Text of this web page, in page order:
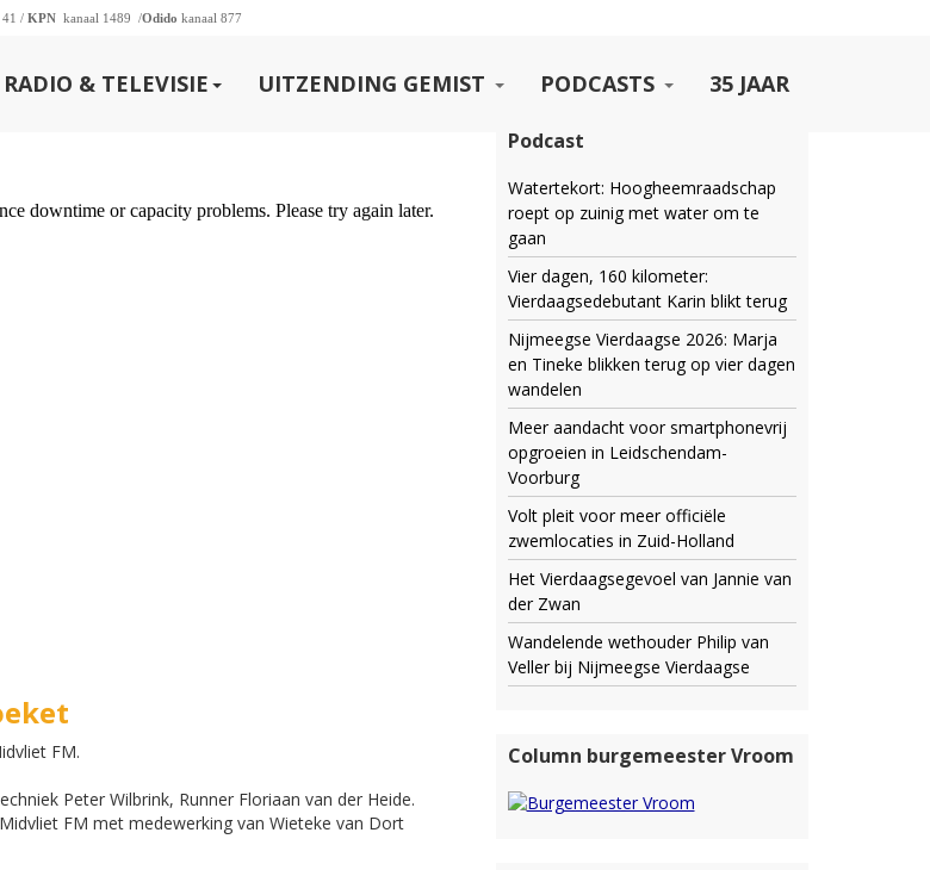
41 / KPN kanaal 1489 /Odido kanaal 877
RADIO & TELEVISIE UITZENDING GEMIST PODCASTS 35 JAAR
FM.
Peter Wilbrink, Runner Floriaan van der Heide.
FM met medewerking van Wieteke van Dort
Podcast
Watertekort: Hoogheemraadschap
roept op zuinig met water om te
gaan
Vier dagen, 160 kilometer:
Vierdaagsedebutant Karin blikt terug
Nijmeegse Vierdaagse 2026: Marja
en Tineke blikken terug op vier dagen
wandelen
Meer aandacht voor smartphonevrij
opgroeien in Leidschendam-
Voorburg
Volt pleit voor meer officiële
zwemlocaties in Zuid-Holland
Het Vierdaagsegevoel van Jannie van
der Zwan
Wandelende wethouder Philip van
Veller bij Nijmeegse Vierdaagse
Column burgemeester Vroom